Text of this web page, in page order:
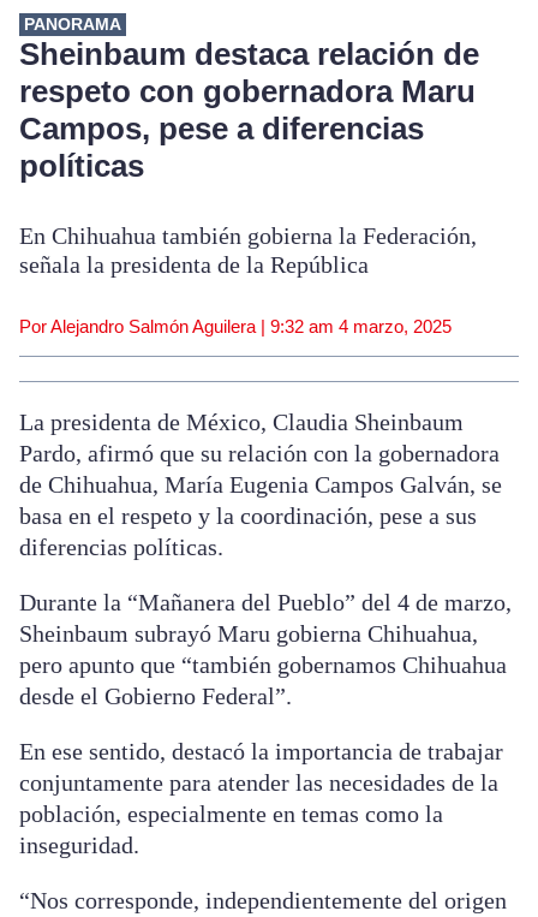
PANORAMA
Sheinbaum destaca relación de
respeto con gobernadora Maru
Campos, pese a diferencias
políticas
En Chihuahua también gobierna la Federación,
señala la presidenta de la República
Por Alejandro Salmón Aguilera | 9:32 am 4 marzo, 2025
La presidenta de México, Claudia Sheinbaum
Pardo, afirmó que su relación con la gobernadora
de Chihuahua, María Eugenia Campos Galván, se
basa en el respeto y la coordinación, pese a sus
diferencias políticas.
Durante la “Mañanera del Pueblo” del 4 de marzo,
Sheinbaum subrayó Maru gobierna Chihuahua,
pero apunto que “también gobernamos Chihuahua
desde el Gobierno Federal”.
En ese sentido, destacó la importancia de trabajar
conjuntamente para atender las necesidades de la
población, especialmente en temas como la
inseguridad.
“Nos corresponde, independientemente del origen